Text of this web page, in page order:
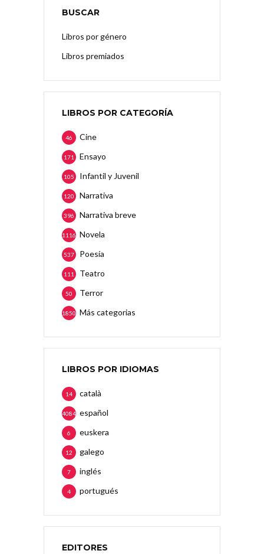
BUSCAR
Libros por género
Libros premiados
LIBROS POR CATEGORÍA
Cine
46
Ensayo
171
Infantil y Juvenil
105
Narrativa
120
Narrativa breve
396
Novela
1116
Poesía
537
Teatro
111
Terror
50
Más categorias
1850
LIBROS POR IDIOMAS
català
14
español
4084
euskera
6
galego
12
inglés
7
portugués
4
EDITORES